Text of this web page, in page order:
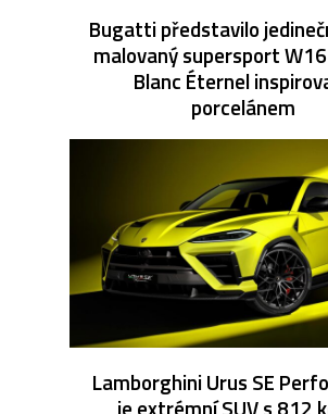
Bugatti představilo
malovaný supersport
Blanc Éternel
porcelánem
Lamborghini Urus SE